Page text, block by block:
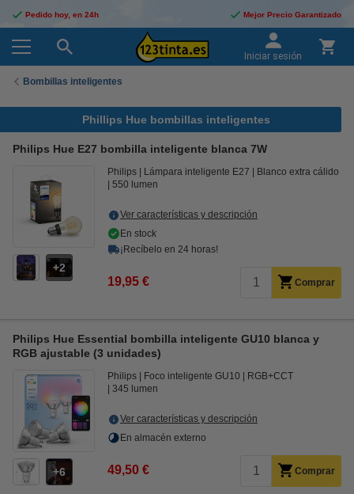
Pedido hoy, en 24h Mejor Precio Garantizado
Iniciar sesión
Bombillas inteligentes
Phillips Hue bombillas inteligentes
Philips Hue E27 bombilla inteligente blanca 7W
2
Philips Lámpara inteligente E27
Blanco extra cálido
550 lumen
Ver características y descripción
En stock
¡Recíbelo en 24 horas!
19,95 € Comprar
Philips Hue Essential bombilla inteligente GU10 blanca y
RGB ajustable (3 unidades)
6
Philips Foco inteligente GU10
RGB+CCT
345 lumen
Ver características y descripción
En almacén externo
49,50 € Comprar